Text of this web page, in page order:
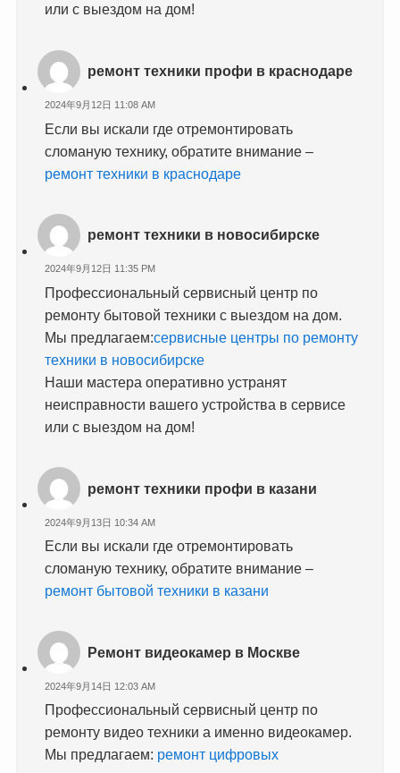
или с выездом на дом!
ремонт техники профи в краснодаре
2024年9月12日 11:08 AM
Если вы искали где отремонтировать
сломаную технику, обратите внимание –
ремонт техники в краснодаре
ремонт техники в новосибирске
2024年9月12日 11:35 PM
Профессиональный сервисный центр по
ремонту бытовой техники с выездом на дом.
Мы предлагаем:сервисные центры по ремонту
техники в новосибирске
Наши мастера оперативно устранят
неисправности вашего устройства в сервисе
или с выездом на дом!
ремонт техники профи в казани
2024年9月13日 10:34 AM
Если вы искали где отремонтировать
сломаную технику, обратите внимание –
ремонт бытовой техники в казани
Ремонт видеокамер в Москве
2024年9月14日 12:03 AM
Профессиональный сервисный центр по
ремонту видео техники а именно видеокамер.
Мы предлагаем: ремонт цифровых